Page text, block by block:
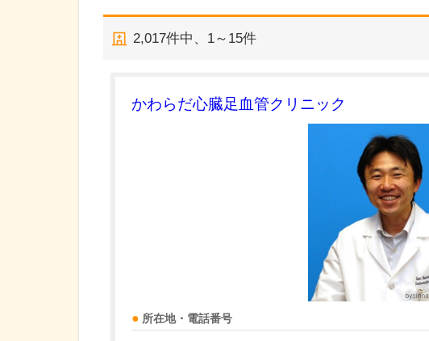
2,017件中、 1～15件
かわらだ心臓足血管クリニック
所在地・電話番号